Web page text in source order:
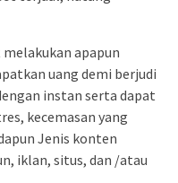
apapun
uang demi berjudi
instan serta dapat
kecemasan yang
Jenis konten
iklan, situs, dan /atau